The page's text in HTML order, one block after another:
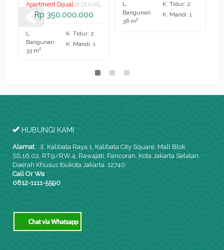
Apartment Dijual di DIJUAL
Rp 350.000.000
L.
Bangunan:
33 m2
K. Tidur: 2
K. Mandi: 1
L.
Bangunan:
36 m2
K. Tidur: 2
K. Mandi: 1
HUBUNGI KAMI
Alamat: Jl. Kalibata Raya 1, Kalibata City Square, Mall Blok
SS.16.02, RT.9/RW.4, Rawajati, Pancoran, Kota Jakarta Selatan,
Daerah Khusus Ibukota Jakarta 12740
Call Or Wa :
0812-1111-5590